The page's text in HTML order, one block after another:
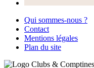
Qui sommes-nous ?
Contact
Mentions légales
Plan du site